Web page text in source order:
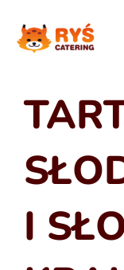
do
treści
I